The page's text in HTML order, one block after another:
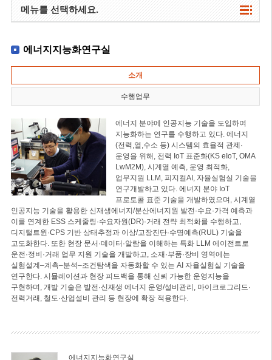
메뉴를 선택하세요.
에너지지능화연구실
소개
수행업무
에너지 분야에 인공지능 기술을 도입하여
지능화하는 연구를 수행하고 있다. 에너지
(전력,열,수소 등) 시스템의 효율적 관제·
운영을 위해, 전력 IoT 표준화(KS eIoT, OMA
LwM2M), 시계열 예측, 운영 최적화,
업무지원 LLM, 피지컬AI, 자율실험실 기술을
연구개발하고 있다. 에너지 분야 IoT
프로토콜 표준 기술을 개발하였으며, 시계열
인공지능 기술을 활용한 신재생에너지/분산에너지원 발전·수요·가격 예측과
이를 연계한 ESS 스케줄링·수요자원(DR)·거래 전략 최적화를 수행하고,
디지털트윈·CPS 기반 상태추정과 이상/고장진단·수명예측(RUL) 기술을
고도화한다. 또한 현장 문서·데이터·알람을 이해하는 특화 LLM 에이전트로
운전·정비·거래 업무 지원 기술을 개발하고, 소재·부품·장비 영역에는
실험설계–계측–분석–조건탐색을 자동화할 수 있는 AI 자율실험실 기술을
연구한다. 시뮬레이션과 현장 피드백을 통해 신뢰 가능한 운영지능을
구현하며, 개발 기술은 발전·신재생 에너지 운영/설비관리, 마이크로그리드·
전력거래, 철도·산업설비 관리 등 현장에 확장 적용한다.
에너지지능화연구실